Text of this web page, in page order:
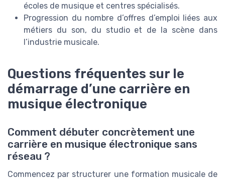
écoles de musique et centres spécialisés.
Progression du nombre d’offres d’emploi liées aux
métiers du son, du studio et de la scène dans
l’industrie musicale.
Questions fréquentes sur le
démarrage d’une carrière en
musique électronique
Comment débuter concrètement une
carrière en musique électronique sans
réseau ?
Commencez par structurer une formation musicale de